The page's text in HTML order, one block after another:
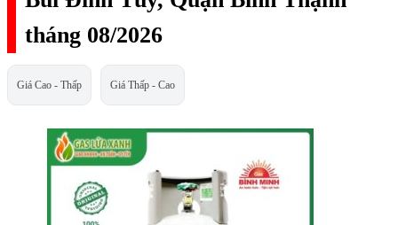
tháng 08/2026
Giá Cao - Thấp Giá Thấp - Cao